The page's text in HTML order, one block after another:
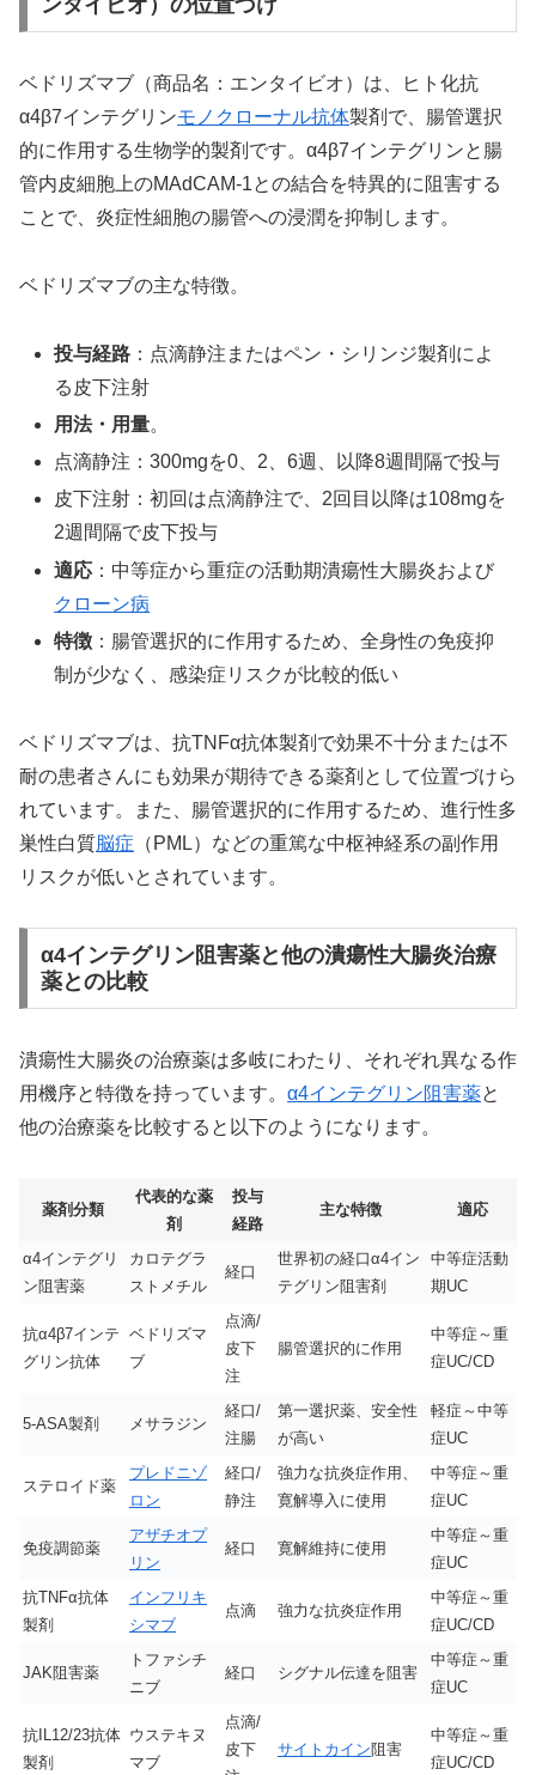
ンタイビオ）の位置づけ
ベドリズマブ（商品名：エンタイビオ）は、ヒト化抗
α4β7インテグリンモノクローナル抗体製剤で、腸管選択
的に作用する生物学的製剤です。α4β7インテグリンと腸
管内皮細胞上のMAdCAM-1との結合を特異的に阻害する
ことで、炎症性細胞の腸管への浸潤を抑制します。
ベドリズマブの主な特徴。
投与経路 ：点滴静注またはペン・シリンジ製剤によ
る皮下注射
用法・用量。
点滴静注：300mgを0、2、6週、以降8週間隔で投与
皮下注射：初回は点滴静注で、2回目以降は108mgを
2週間隔で皮下投与
適応 ：中等症から重症の活動期潰瘍性大腸炎および
クローン病
特徴 ：腸管選択的に作用するため、全身性の免疫抑
制が少なく、感染症リスクが比較的低い
ベドリズマブは、抗TNFα抗体製剤で効果不十分または不
耐の患者さんにも効果が期待できる薬剤として位置づけら
れています。また、腸管選択的に作用するため、進行性多
巣性白質脳症 （PML）などの重篤な中枢神経系の副作用
リスクが低いとされています。
α4インテグリン阻害薬と他の潰瘍性大腸炎治療
薬との比較
潰瘍性大腸炎の治療薬は多岐にわたり、それぞれ異なる作
用機序と特徴を持っています。 α4インテグリン阻害薬と
他の治療薬を比較すると以下のようになります。
薬剤分類
代表的な薬
剤
投与
経路
主な特徴 適応
α4インテグリ
ン阻害薬
カロテグラ
ストメチル
経口
世界初の経口α4イン
テグリン阻害剤
中等症活動
期UC
抗α4β7インテ
グリン抗体
ベドリズマ
ブ
点滴/
皮下
注
腸管選択的に作用
中等症～重
症UC/CD
5-ASA製剤 メサラジン
経口/
注腸
第一選択薬、安全性
が高い
軽症～中等
症UC
ステロイド薬
プレドニゾ
ロン
経口/
静注
強力な抗炎症作用、
寛解導入に使用
中等症～重
症UC
免疫調節薬
アザチオプ
リン
経口 寛解維持に使用
中等症～重
症UC
抗TNFα抗体
製剤
インフリキ
シマブ
点滴 強力な抗炎症作用
中等症～重
症UC/CD
JAK阻害薬
トファシチ
ニブ
経口 シグナル伝達を阻害
中等症～重
症UC
抗IL12/23抗体
製剤
ウステキヌ
マブ
点滴/
皮下
サイトカイン阻害
中等症～重
症UC/CD